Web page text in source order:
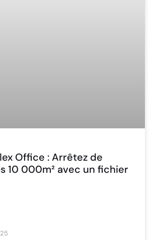
Office : Arrêtez de
10 000m² avec un fichier